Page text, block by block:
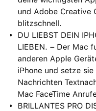
und Adobe Creative
blitzschnell.
DU LIEBST DEIN
LIEBEN. – Der Mac
anderen Apple
iPhone und setze
Nachrichten
Mac FaceTime
BRILLANTES PRO